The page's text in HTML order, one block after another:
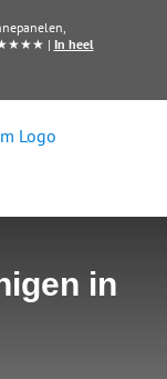
★★★★★ | In heel
in